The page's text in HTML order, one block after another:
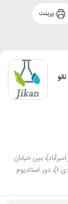
(امیرآباد)، بین خیابان
پانزدهم و شانزدهم، پردیس شمالی دانشگاه تهران (ورودی 1)، دور استادیوم